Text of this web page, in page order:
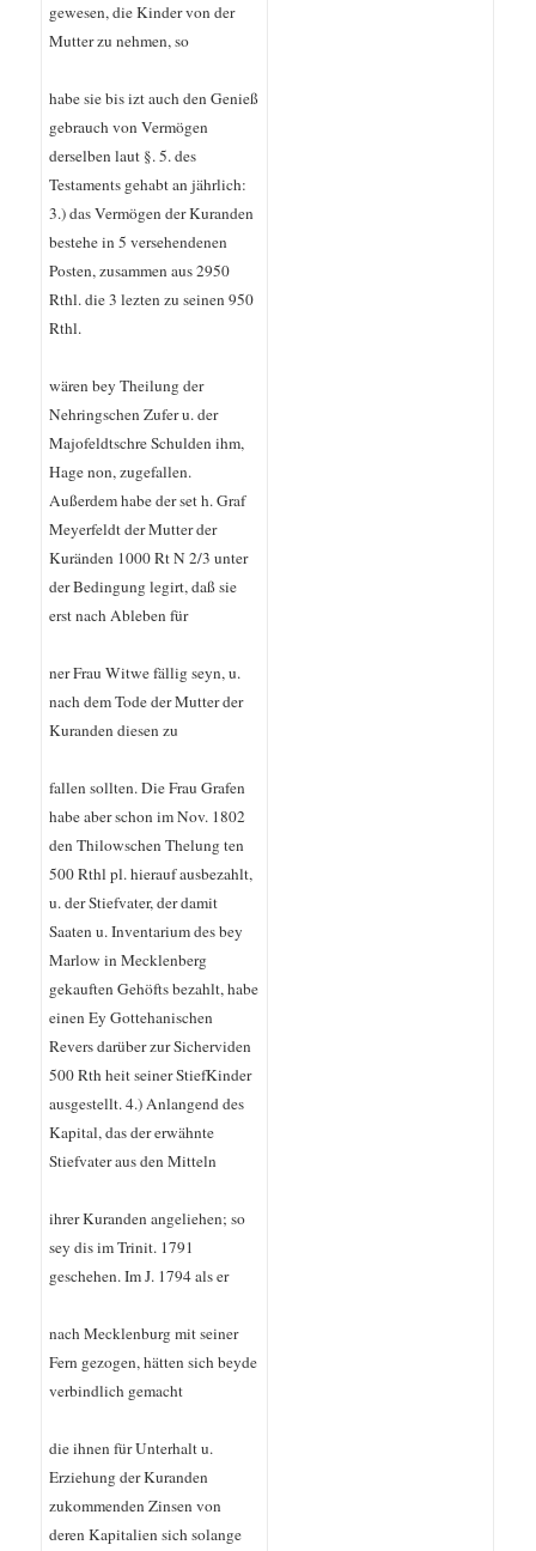
gewesen, die Kinder von der
Mutter zu nehmen, so
habe sie bis izt auch den Genieß
gebrauch von Vermögen
derselben laut §. 5. des
Testaments gehabt an jährlich:
3.) das Vermögen der Kuranden
bestehe in 5 versehendenen
Posten, zusammen aus 2950
Rthl. die 3 lezten zu seinen 950
Rthl.
wären bey Theilung der
Nehringschen Zufer u. der
Majofeldtschre Schulden ihm,
Hage non, zugefallen.
Außerdem habe der set h. Graf
Meyerfeldt der Mutter der
Kuränden 1000 Rt N 2/3 unter
der Bedingung legirt, daß sie
erst nach Ableben für
ner Frau Witwe fällig seyn, u.
nach dem Tode der Mutter der
Kuranden diesen zu
fallen sollten. Die Frau Grafen
habe aber schon im Nov. 1802
den Thilowschen Thelung ten
500 Rthl pl. hierauf ausbezahlt,
u. der Stiefvater, der damit
Saaten u. Inventarium des bey
Marlow in Mecklenberg
gekauften Gehöfts bezahlt, habe
einen Ey Gottehanischen
Revers darüber zur Sicherviden
500 Rth heit seiner StiefKinder
ausgestellt. 4.) Anlangend des
Kapital, das der erwähnte
Stiefvater aus den Mitteln
ihrer Kuranden angeliehen; so
sey dis im Trinit. 1791
geschehen. Im J. 1794 als er
nach Mecklenburg mit seiner
Fern gezogen, hätten sich beyde
verbindlich gemacht
die ihnen für Unterhalt u.
Erziehung der Kuranden
zukommenden Zinsen von
deren Kapitalien sich solange